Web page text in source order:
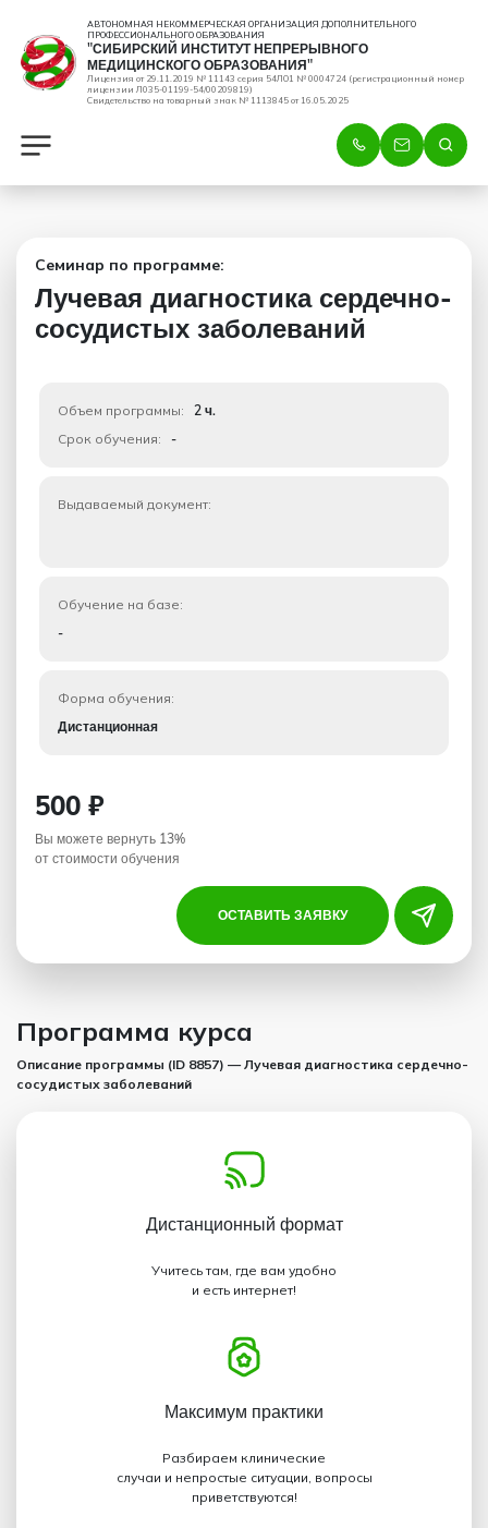
АВТОНОМНАЯ НЕКОММЕРЧЕСКАЯ ОРГАНИЗАЦИЯ ДОПОЛНИТЕЛЬНОГО
ПРОФЕССИОНАЛЬНОГО ОБРАЗОВАНИЯ
"СИБИРСКИЙ ИНСТИТУТ НЕПРЕРЫВНОГО
МЕДИЦИНСКОГО ОБРАЗОВАНИЯ"
Лицензия от 29.11.2019 № 11143 серия 54ЛО1 № 0004724 (регистрационный номер
лицензии Л035-01199-54/00209819)
Свидетельство на товарный знак № 1113845 от 16.05.2025
Семинар по программе:
Лучевая диагностика сердечно-
сосудистых заболеваний
Объем программы: 2 ч.
Срок обучения: -
Выдаваемый документ:
Обучение на базе:
-
Форма обучения:
Дистанционная
500 ₽
Вы можете вернуть 13%
от стоимости обучения
ОСТАВИТЬ ЗАЯВКУ
Программа курса
Описание программы (ID 8857) — Лучевая диагностика сердечно-
сосудистых заболеваний
Дистанционный формат
Учитесь там, где вам удобно
и есть интернет!
Максимум практики
Разбираем клинические
случаи и непростые ситуации, вопросы
приветствуются!